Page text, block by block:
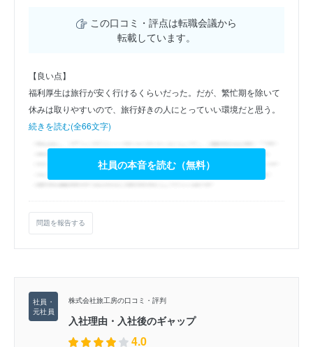
この口コミ・評点は転職会議から
転載しています。
【良い点】
福利厚生は旅行が安く行けるくらいだった。だが、繁忙期を除いて
休みは取りやすいので、旅行好きの人にとっていい環境だと思う。
続きを読む(全66文字)
社員の本音を読む（無料）
問題を報告する
株式会社旅工房の口コミ・評判
入社理由・入社後のギャップ
4.0